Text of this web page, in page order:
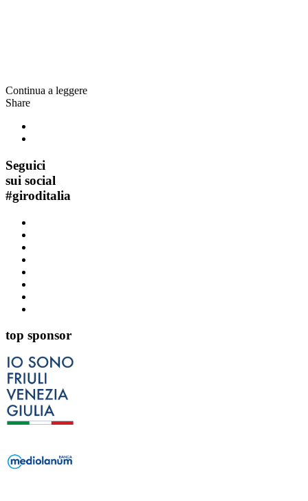
Continua a leggere
Share
Seguici
sui social
#giroditalia
top sponsor